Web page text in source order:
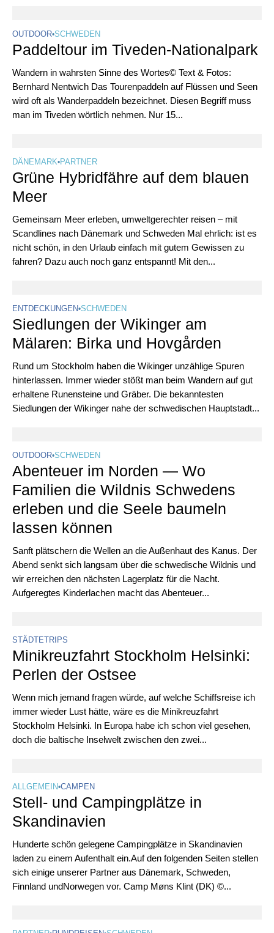
OUTDOOR•SCHWEDEN
Paddeltour im Tiveden-Nationalpark
Wandern in wahrsten Sinne des Wortes© Text & Fotos:
Bernhard Nentwich Das Tourenpaddeln auf Flüssen und Seen
wird oft als Wanderpaddeln bezeichnet. Diesen Begriff muss
man im Tiveden wörtlich nehmen. Nur 15...
DÄNEMARK•PARTNER
Grüne Hybridfähre auf dem blauen
Meer
Gemeinsam Meer erleben, umweltgerechter reisen – mit
Scandlines nach Dänemark und Schweden Mal ehrlich: ist es
nicht schön, in den Urlaub einfach mit gutem Gewissen zu
fahren? Dazu auch noch ganz entspannt! Mit den...
ENTDECKUNGEN•SCHWEDEN
Siedlungen der Wikinger am
Mälaren: Birka und Hovgården
Rund um Stockholm haben die Wikinger unzählige Spuren
hinterlassen. Immer wieder stößt man beim Wandern auf gut
erhaltene Runensteine und Gräber. Die bekanntesten
Siedlungen der Wikinger nahe der schwedischen Hauptstadt...
OUTDOOR•SCHWEDEN
Abenteuer im Norden — Wo
Familien die Wildnis Schwedens
erleben und die Seele baumeln
lassen können
Sanft plätschern die Wellen an die Außenhaut des Kanus. Der
Abend senkt sich langsam über die schwedische Wildnis und
wir erreichen den nächsten Lagerplatz für die Nacht.
Aufgeregtes Kinderlachen macht das Abenteuer...
STÄDTETRIPS
Minikreuzfahrt Stockholm Helsinki:
Perlen der Ostsee
Wenn mich jemand fragen würde, auf welche Schiffsreise ich
immer wieder Lust hätte, wäre es die Minikreuzfahrt
Stockholm Helsinki. In Europa habe ich schon viel gesehen,
doch die baltische Inselwelt zwischen den zwei...
ALLGEMEIN•CAMPEN
Stell- und Campingplätze in
Skandinavien
Hunderte schön gelegene Campingplätze in Skandinavien
laden zu einem Aufenthalt ein.Auf den folgenden Seiten stellen
sich einige unserer Partner aus Dänemark, Schweden,
Finnland undNorwegen vor. Camp Møns Klint (DK) ©...